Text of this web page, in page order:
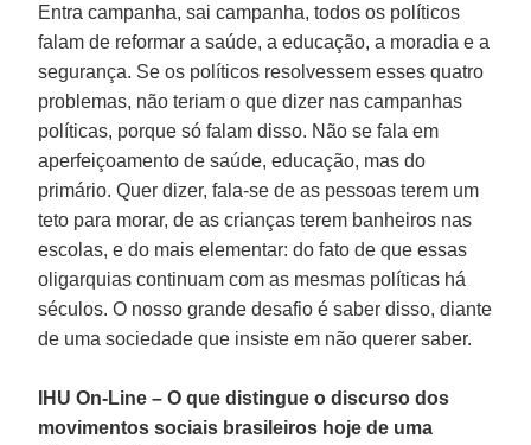
Entra campanha, sai campanha, todos os políticos
falam de reformar a saúde, a educação, a moradia e a
segurança. Se os políticos resolvessem esses quatro
problemas, não teriam o que dizer nas campanhas
políticas, porque só falam disso. Não se fala em
aperfeiçoamento de saúde, educação, mas do
primário. Quer dizer, fala-se de as pessoas terem um
teto para morar, de as crianças terem banheiros nas
escolas, e do mais elementar: do fato de que essas
oligarquias continuam com as mesmas políticas há
séculos. O nosso grande desafio é saber disso, diante
de uma sociedade que insiste em não querer saber.
IHU On-Line – O que distingue o discurso dos
movimentos sociais brasileiros hoje de uma